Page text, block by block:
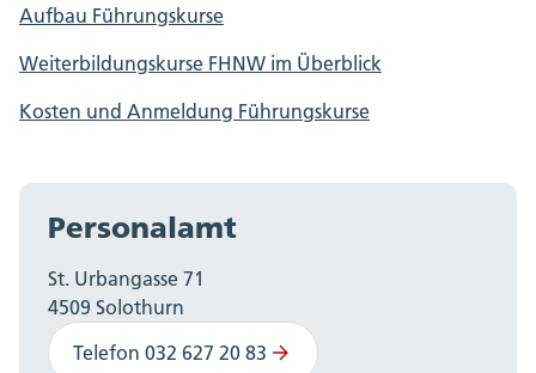
Aufbau Führungskurse
Weiterbildungskurse FHNW im Überblick
Kosten und Anmeldung Führungskurse
Personalamt
St. Urbangasse 71
4509 Solothurn
Telefon 032 627 20 83